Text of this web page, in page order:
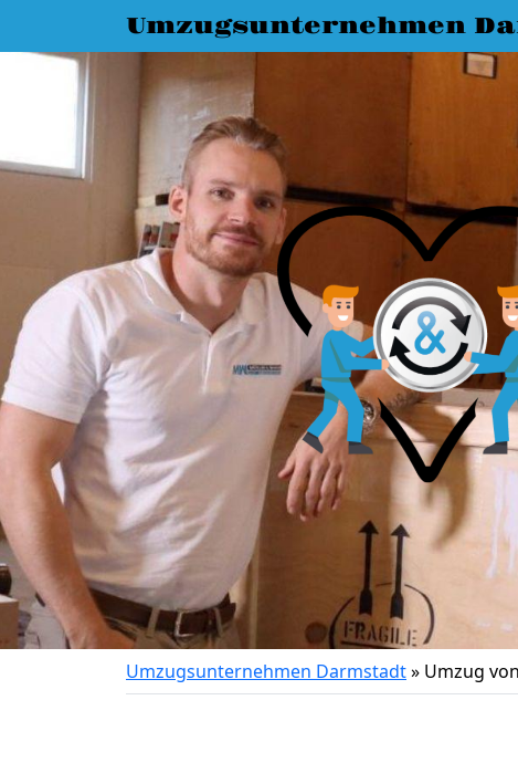
Umzugsunternehmen
Umzugsunternehmen Darmstadt» Umzug